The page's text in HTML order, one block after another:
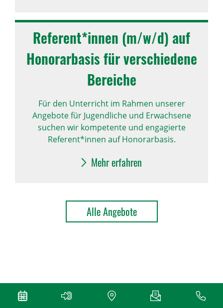
Refe­rent*innen (m/w/d) auf
Hono­rar­basis für verschie­dene
Bereiche
Für den Unterricht im Rahmen unserer
Angebote für Jugendliche und Erwachsene
suchen wir kompetente und engagierte
Referent*innen auf Honorarbasis.
Mehr erfahren
Alle Angebote
FOLGEN SIE UNS AUF SOCIAL